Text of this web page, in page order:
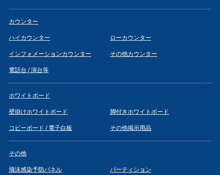
カウンター
ハイカウンター ローカウンター
インフォメーションカウンター その他カウンター
電話台 / 演台等
ホワイトボード
壁掛けホワイトボード 脚付きホワイトボード
コピーボード / 電子白板 その他掲示用品
その他
飛沫感染予防パネル パーティション